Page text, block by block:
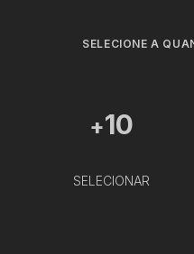
SELECIONE A
+10
SELECIONAR